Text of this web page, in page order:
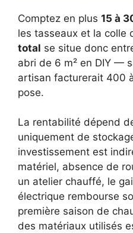
Comptez en plus 15 à
les tasseaux et la colle
total se situe donc
abri de 6 m² en DIY —
artisan facturerait 400
pose.
La rentabilité dépend
uniquement de
investissement est
matériel, absence de
un atelier chauffé, le
électrique rembourse
première saison de
des matériaux utilisés